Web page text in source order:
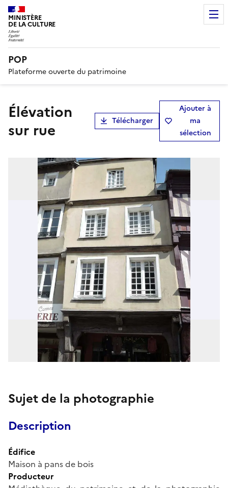
MINISTÈRE
DE LA CULTURE
POP
Plateforme ouverte du patrimoine
Élévation
sur rue
Télécharger
Ajouter à
ma
sélection
Sujet de la photographie
Description
Édifice
Maison à pans de bois
Producteur